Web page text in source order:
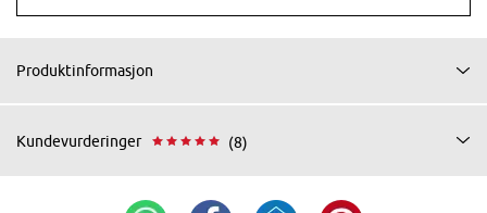
Produktinformasjon
Kundevurderinger (8)